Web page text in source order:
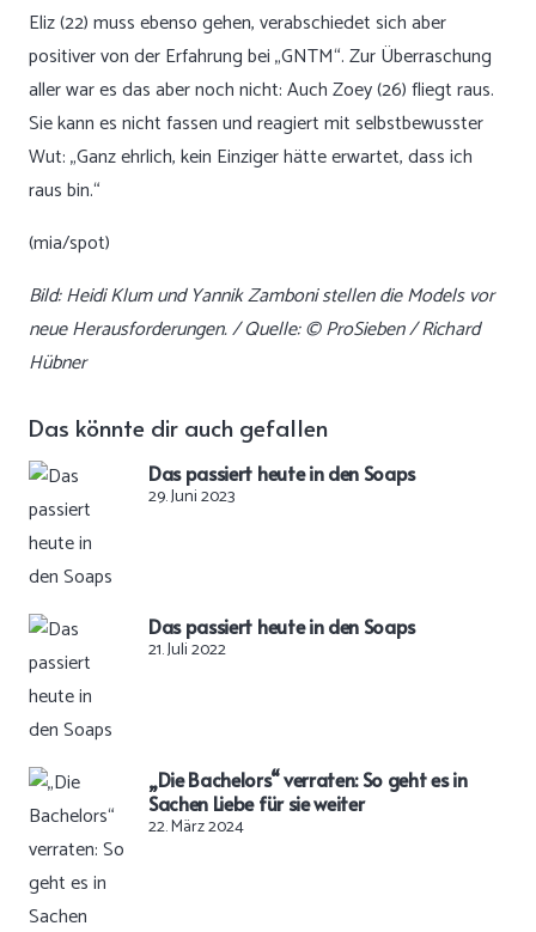
Eliz (22) muss ebenso gehen, verabschiedet sich aber
positiver von der Erfahrung bei „GNTM“. Zur Überraschung
aller war es das aber noch nicht: Auch Zoey (26) fliegt raus.
Sie kann es nicht fassen und reagiert mit selbstbewusster
Wut: „Ganz ehrlich, kein Einziger hätte erwartet, dass ich
raus bin.“
(mia/spot)
Bild: Heidi Klum und Yannik Zamboni stellen die Models vor
neue Herausforderungen. / Quelle: © ProSieben / Richard
Hübner
Das könnte dir auch gefallen
Das passiert heute in den Soaps
29. Juni 2023
Das passiert heute in den Soaps
21. Juli 2022
„Die Bachelors“ verraten: So geht es in
Sachen Liebe für sie weiter
22. März 2024